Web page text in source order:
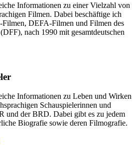
Informationen zu einer Vielzahl von
Filmen. Dabei beschäftige ich
DEFA-Filmen und Filmen des
nach 1990 mit gesamtdeutschen
Informationen zu Leben und Wirken
Schauspielerinnen und
und der BRD. Dabei gibt es zu jedem
Biografie sowie deren Filmografie.